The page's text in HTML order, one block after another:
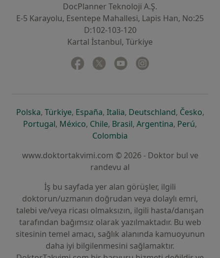
DocPlanner Teknoloji A.Ş.
E-5 Karayolu, Esentepe Mahallesi, Lapis Han, No:25
D:102-103-120
Kartal İstanbul, Türkiye
Facebook
yeni bir sekmede açılır
Twitter
yeni bir sekmede açılır
Youtube
yeni bir sekmede açılır
Polskayeni bir sekmede açılır
, Türkiyeyeni bir sekmede açılır
, Españayeni bir sekmede açılır
, Italiayeni bir sekmede açılır
, Deutschlandyeni bir
, Českoyeni
,
Portugalyeni bir sekmede açılır
, Méxicoyeni bir sekmede açılır
, Chileyeni bir sekmede açılır
, Brasilyeni bir sekmede açılır
, Argentinayeni bir
, Perúyeni
,
Colombia
www.doktortakvimi.com © 2026 - Doktor bul ve
randevu al
İş bu sayfada yer alan görüşler, ilgili
doktorun/uzmanın doğrudan veya dolaylı emri,
talebi ve/veya ricası olmaksızın, ilgili hasta/danışan
tarafından bağımsız olarak yazılmaktadır. Bu web
sitesinin temel amacı, sağlık alanında kamuoyunun
daha iyi bilgilenmesini sağlamaktır.